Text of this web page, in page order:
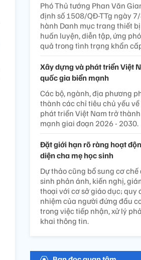
Phó Thủ tướng Phan Văn
định số 1508/QĐ-TTg ngày
hành Danh mục trang thiết
huấn luyện, diễn tập, ứng
quả trong tình trạng khẩn
Xây dựng và phát triển Việt
quốc gia biển mạnh
Các bộ, ngành, địa phương
thành các chỉ tiêu chủ yếu
phát triển Việt Nam trở
mạnh giai đoạn 2026 - 2030.
Đặt giới hạn rõ ràng hoạt
diện cha mẹ học sinh
Dự thảo cũng bổ sung cơ chế
sinh phản ánh, kiến nghị,
thoại với cơ sở giáo dục; quy
nhiệm của người đứng đầu
trong việc tiếp nhận, xử lý
khai thông tin.